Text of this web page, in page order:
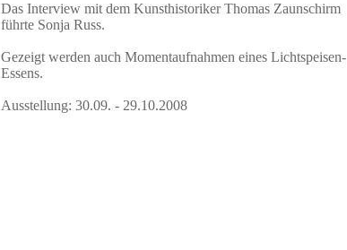
Das Interview mit dem Kunsthistoriker Thomas Zaunschirm
führte Sonja Russ.
Gezeigt werden auch Momentaufnahmen eines Lichtspeisen-
Essens.
Ausstellung: 30.09. - 29.10.2008